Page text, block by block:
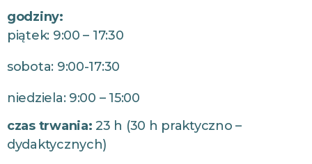
godziny:
piątek: 9:00 – 17:30
sobota: 9:00-17:30
niedziela: 9:00 – 15:00
czas trwania:23 h (30 h praktyczno –
dydaktycznych)